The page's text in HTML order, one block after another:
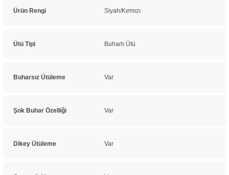
Ürün Rengi Siyah/Kırmızı
Ütü Tipi Buharlı Ütü
Buharsız Ütüleme Var
Şok Buhar Özelliği Var
Dikey Ütüleme Var